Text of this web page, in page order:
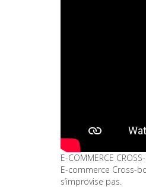
E-COMMERCE
E-commerce Cross-
s’improvise pas.